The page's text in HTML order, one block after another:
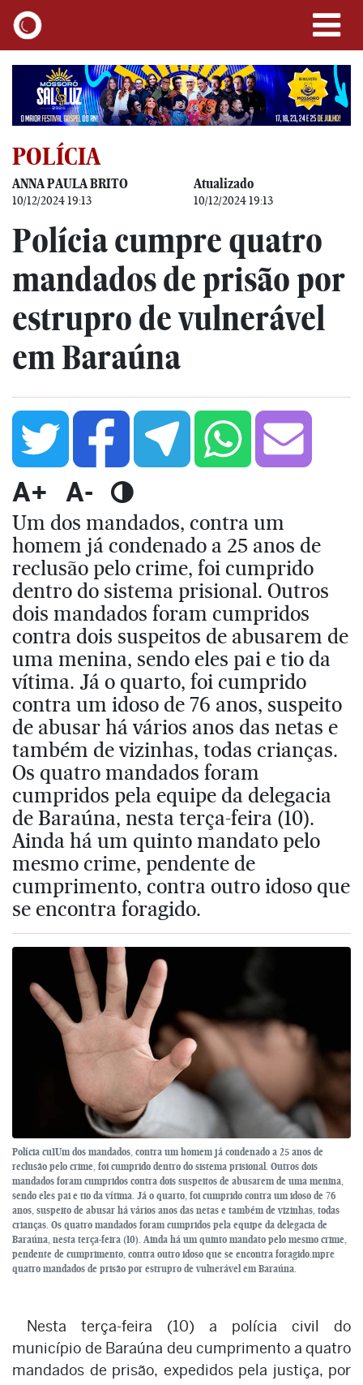
POLÍCIA
ANNA PAULA BRITO
10/12/2024 19:13
Atualizado
10/12/2024 19:13
Polícia cumpre quatro
mandados de prisão por
estrupro de vulnerável
em Baraúna
A+ A-
Um dos mandados, contra um
homem já condenado a 25 anos de
reclusão pelo crime, foi cumprido
dentro do sistema prisional. Outros
dois mandados foram cumpridos
contra dois suspeitos de abusarem de
uma menina, sendo eles pai e tio da
vítima. Já o quarto, foi cumprido
contra um idoso de 76 anos, suspeito
de abusar há vários anos das netas e
também de vizinhas, todas crianças.
Os quatro mandados foram
cumpridos pela equipe da delegacia
de Baraúna, nesta terça-feira (10).
Ainda há um quinto mandato pelo
mesmo crime, pendente de
cumprimento, contra outro idoso que
se encontra foragido.
Polícia cu1Um dos mandados, contra um homem já condenado a 25 anos de
reclusão pelo crime, foi cumprido dentro do sistema prisional. Outros dois
mandados foram cumpridos contra dois suspeitos de abusarem de uma menina,
sendo eles pai e tio da vítima. Já o quarto, foi cumprido contra um idoso de 76
anos, suspeito de abusar há vários anos das netas e também de vizinhas, todas
crianças. Os quatro mandados foram cumpridos pela equipe da delegacia de
Baraúna, nesta terça-feira (10). Ainda há um quinto mandato pelo mesmo crime,
pendente de cumprimento, contra outro idoso que se encontra foragido.mpre
quatro mandados de prisão por estrupro de vulnerável em Baraúna.
Nesta terça-feira (10) a polícia civil do
município de Baraúna deu cumprimento a quatro
mandados de prisão, expedidos pela justiça, por